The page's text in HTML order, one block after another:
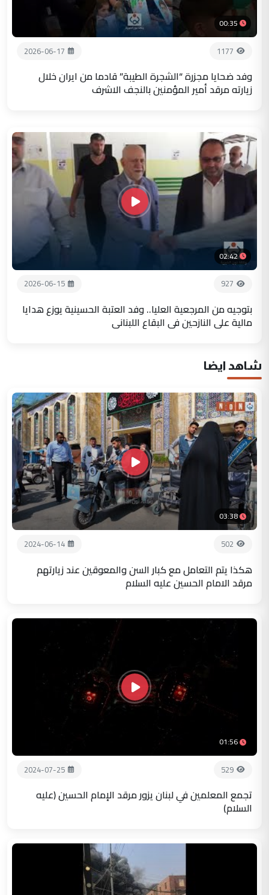
00:35
1177
2026-06-17
وفد ضحايا مجزرة “الشجرة الطيبة” قادما من ايران خلال
زيارته مرقد أمير المؤمنين بالنجف الاشرف
02:42
927
2026-06-15
بتوجيه من المرجعية العليا.. وفد العتبة الحسينية يوزع هدايا
مالية على النازحين في البقاع اللبناني
شاهد ايضا
03:38
502
2024-06-14
هكذا يتم التعامل مع كبار السن والمعوقين عند زيارتهم
مرقد الامام الحسين عليه السلام
01:56
529
2024-07-25
تجمع المعلمين في لبنان يزور مرقد الإمام الحسين (عليه
السلام)